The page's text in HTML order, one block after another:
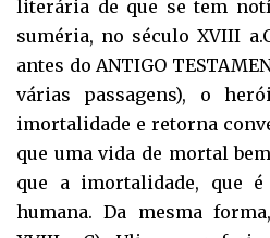
literária de que se tem
suméria, no século XVIII
antes do ANTIGO
várias passagens), o
imortalidade e retorna
que uma vida de mortal
que a imortalidade, que
humana. Da mesma